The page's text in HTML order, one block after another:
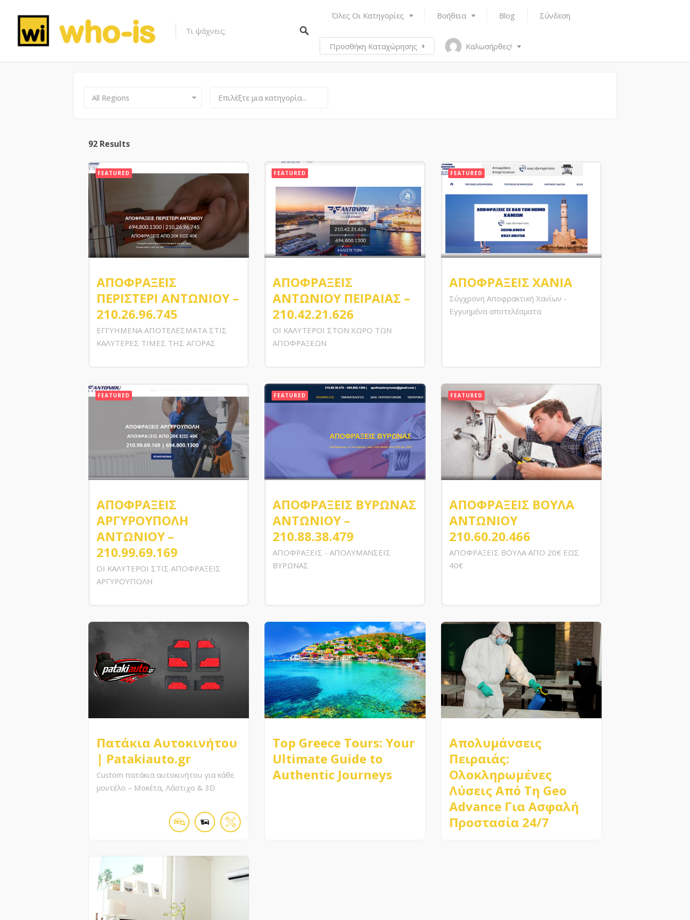
Όλες Οι Κατηγορίες Βοήθεια Blog Σύνδεση
Προσθήκη Καταχώρησης Καλωσήρθες!
All Regions Επιλέξτε μια κατηγορία...
92 Results
FEATURED
ΑΠΟΦΡΑΞΕΙΣ
ΠΕΡΙΣΤΕΡΙ ΑΝΤΩΝΙΟΥ –
210.26.96.745
ΕΓΓΥΗΜΕΝΑ ΑΠΟΤΕΛΕΣΜΑΤΑ ΣΤΙΣ
ΚΑΛΥΤΕΡΕΣ ΤΙΜΕΣ ΤΗΣ ΑΓΟΡΑΣ
FEATURED
ΑΠΟΦΡΑΞΕΙΣ
ΑΝΤΩΝΙΟΥ ΠΕΙΡΑΙΑΣ –
210.42.21.626
ΟΙ ΚΑΛΥΤΕΡΟΙ ΣΤΟΝ ΧΩΡΟ ΤΩΝ
ΑΠΟΦΡΑΞΕΩΝ
FEATURED
ΑΠΟΦΡΑΞΕΙΣ ΧΑΝΙΑ
Σύγχρονη Αποφρακτική Χανίων -
Εγγυημένα αποτελέσματα
FEATURED
ΑΠΟΦΡΑΞΕΙΣ
ΑΡΓΥΡΟΥΠΟΛΗ
ΑΝΤΩΝΙΟΥ –
210.99.69.169
ΟΙ ΚΑΛΥΤΕΡΟΙ ΣΤΙΣ ΑΠΟΦΡΑΞΕΙΣ
ΑΡΓΥΡΟΥΠΟΛΗ
FEATURED
ΑΠΟΦΡΑΞΕΙΣ ΒΥΡΩΝΑΣ
ΑΝΤΩΝΙΟΥ –
210.88.38.479
ΑΠΟΦΡΑΞΕΙΣ - ΑΠΟΛΥΜΑΝΣΕΙΣ
ΒΥΡΩΝΑΣ
FEATURED
ΑΠΟΦΡΑΞΕΙΣ ΒΟΥΛΑ
ΑΝΤΩΝΙΟΥ
210.60.20.466
ΑΠΟΦΡΑΞΕΙΣ ΒΟΥΛΑ ΑΠΟ 20€ ΕΩΣ
40€
Πατάκια Αυτοκινήτου
| Patakiauto.gr
Custom πατάκια αυτοκινήτου για κάθε
μοντέλο – Μοκέτα, Λάστιχο & 3D
Top Greece Tours: Your
Ultimate Guide to
Authentic Journeys
Απολυμάνσεις
Πειραιάς:
Ολοκληρωμένες
Λύσεις Από Τη Geo
Advance Για Ασφαλή
Προστασία 24/7